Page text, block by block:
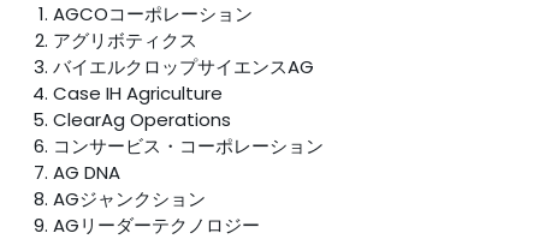
AGCOコーポレーション
アグリボティクス
バイエルクロップサイエンスAG
Case IH Agriculture
ClearAg Operations
コンサービス・コーポレーション
AG DNA
AGジャンクション
AGリーダーテクノロジー